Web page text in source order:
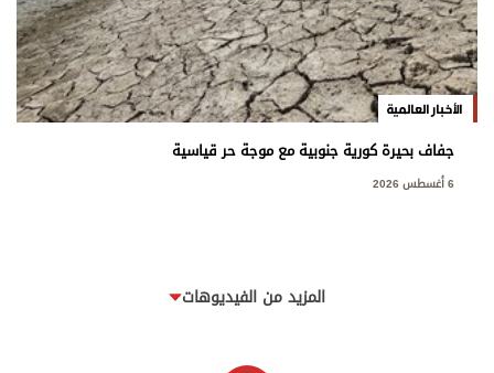
الأخبار العالمية
جفاف بحيرة كورية جنوبية مع موجة حر قياسية
6 أغسطس 2026
المزيد من الفيديوهات